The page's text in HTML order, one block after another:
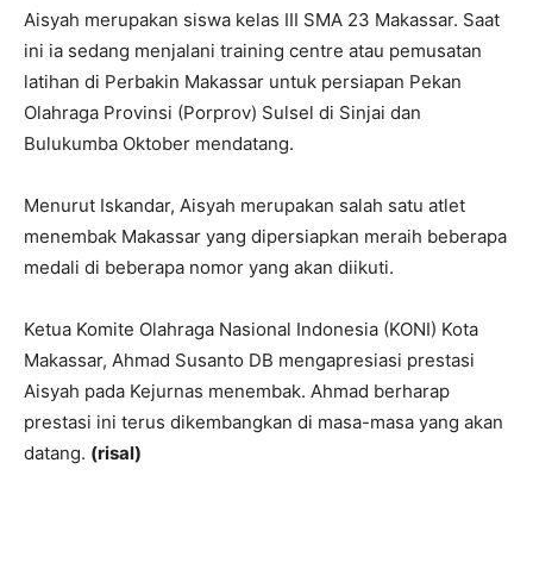
Aisyah merupakan siswa kelas III SMA 23 Makassar. Saat
ini ia sedang menjalani training centre atau pemusatan
latihan di Perbakin Makassar untuk persiapan Pekan
Olahraga Provinsi (Porprov) Sulsel di Sinjai dan
Bulukumba Oktober mendatang.
Menurut Iskandar, Aisyah merupakan salah satu atlet
menembak Makassar yang dipersiapkan meraih beberapa
medali di beberapa nomor yang akan diikuti.
Ketua Komite Olahraga Nasional Indonesia (KONI) Kota
Makassar, Ahmad Susanto DB mengapresiasi prestasi
Aisyah pada Kejurnas menembak. Ahmad berharap
prestasi ini terus dikembangkan di masa-masa yang akan
datang. (risal)